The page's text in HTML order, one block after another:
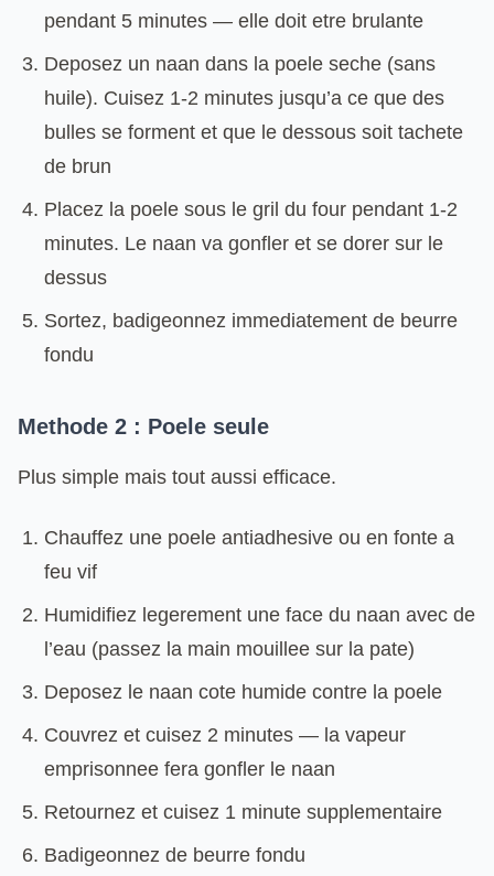
pendant 5 minutes — elle doit etre brulante
Deposez un naan dans la poele seche (sans
huile). Cuisez 1-2 minutes jusqu’a ce que des
bulles se forment et que le dessous soit tachete
de brun
Placez la poele sous le gril du four pendant 1-2
minutes. Le naan va gonfler et se dorer sur le
dessus
Sortez, badigeonnez immediatement de beurre
fondu
Methode 2 : Poele seule
Plus simple mais tout aussi efficace.
Chauffez une poele antiadhesive ou en fonte a
feu vif
Humidifiez legerement une face du naan avec de
l’eau (passez la main mouillee sur la pate)
Deposez le naan cote humide contre la poele
Couvrez et cuisez 2 minutes — la vapeur
emprisonnee fera gonfler le naan
Retournez et cuisez 1 minute supplementaire
Badigeonnez de beurre fondu